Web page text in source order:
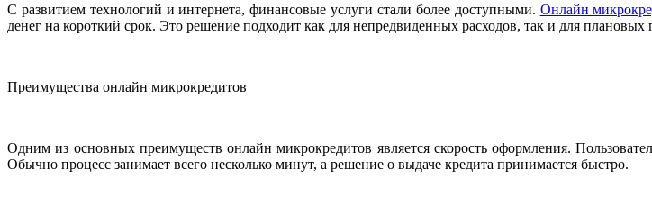
С развитием технологий и интернета, финансовые услуги стали более доступными. Онлайн
денег на короткий срок. Это решение подходит как для непредвиденных расходов, так и для плановых
Преимущества онлайн микрокредитов
Одним из основных преимуществ онлайн микрокредитов является скорость оформления.
Обычно процесс занимает всего несколько минут, а решение о выдаче кредита принимается быстро.